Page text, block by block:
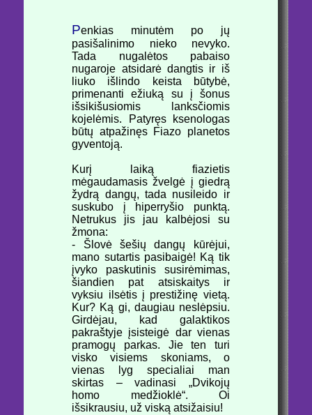
Penkias minutėm po jų
pasišalinimo nieko nevyko.
Tada nugalėtos pabaiso
nugaroje atsidarė dangtis ir iš
liuko išlindo keista būtybė,
primenanti ežiuką su į šonus
išsikišusiomis lanksčiomis
kojelėmis. Patyręs ksenologas
būtų atpažinęs Fiazo planetos
gyventoją.
Kurį laiką fiazietis
mėgaudamasis žvelgė į giedrą
žydrą dangų, tada nusileido ir
suskubo į hiperryšio punktą.
Netrukus jis jau kalbėjosi su
žmona:
- Šlovė šešių dangų kūrėjui,
mano sutartis pasibaigė! Ką tik
įvyko paskutinis susirėmimas,
šiandien pat atsiskaitys ir
vyksiu ilsėtis į prestižinę vietą.
Kur? Ką gi, daugiau neslėpsiu.
Girdėjau, kad galaktikos
pakraštyje įsisteigė dar vienas
pramogų parkas. Jie ten turi
visko visiems skoniams, o
vienas lyg specialiai man
skirtas – vadinasi „Dvikojų
homo medžioklė“. Oi
išsikrausiu, už viską atsižaisiu!